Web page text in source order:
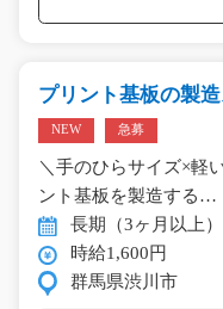
プリント基板の製
NEW 急募
＼手のひらサイズ×軽
ント基板を製造する…
長期（3ヶ月以上）
時給1,600円
群馬県渋川市